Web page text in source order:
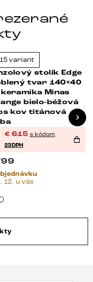
variant
stolík Edge
tvar 140×40
Minas
bielo-béžová
kov titánová
€ 615 s kódom
23DPH
12. u vás